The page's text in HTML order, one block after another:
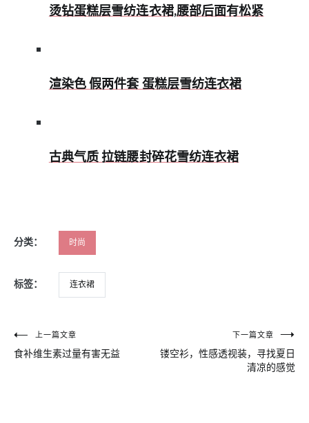
烫钻蛋糕层雪纺连衣裙,腰部后面有松紧
渲染色 假两件套 蛋糕层雪纺连衣裙
古典气质 拉链腰封碎花雪纺连衣裙
分类： 时尚
标签： 连衣裙
文
章
上一篇文章
食补维生素过量有害无益
下一篇文章
镂空衫，性感透视装，寻找夏日
清凉的感觉